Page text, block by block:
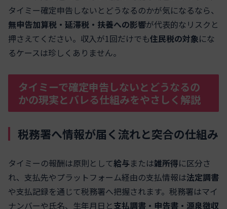
タイミー確定申告しないとどうなるのかが気になるなら、
無申告加算税・延滞税・扶養への影響が代表的なリスクと
押さえてください。収入が1回だけでも住民税の対象にな
るケースは珍しくありません。
タイミーで確定申告しないとどうなるの
かの現実とバレる仕組みをやさしく解説
税務署へ情報が届く流れと突合の仕組み
タイミーの報酬は原則として給与または雑所得に区分さ
れ、支払先やプラットフォーム経由の支払情報は法定調書
や支払記録を通じて税務署へ把握されます。税務署はマイ
ナンバーや氏名、生年月日と支払調書・申告書・源泉徴収